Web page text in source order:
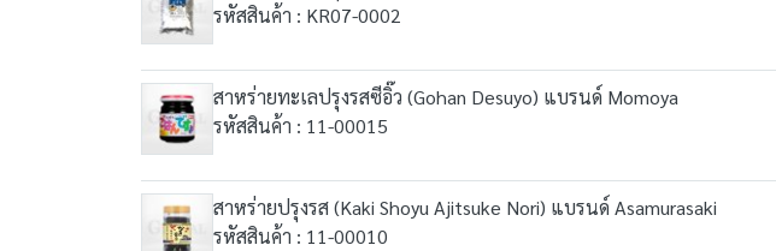
รหัสสินค้า : KR07-0002
สาหร่ายทะเลปรุงรสซีอิ๊ว (Gohan Desuyo) แบรนด์ Momoya
รหัสสินค้า : 11-00015
สาหร่ายปรุงรส (Kaki Shoyu Ajitsuke Nori) แบรนด์ Asamurasaki
รหัสสินค้า : 11-00010